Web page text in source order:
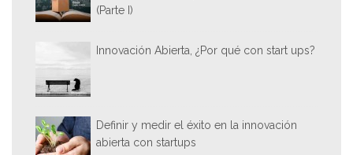
(Parte I)
Innovación Abierta, ¿Por qué con start ups?
Definir y medir el éxito en la innovación
abierta con startups